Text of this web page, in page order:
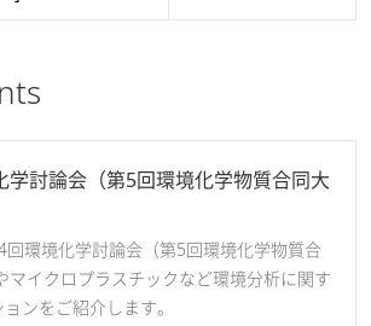
学討論会（第5回環境化学物質合同大
回環境化学討論会（第5回環境化学物質合
マイクロプラスチックなど環境分析に関す
ンをご紹介します。